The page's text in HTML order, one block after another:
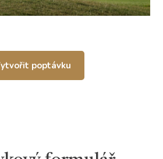
poptávku